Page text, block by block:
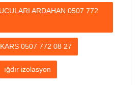
ARDAHAN 0507 772
0507 772 08 27
ığdır izolasyon